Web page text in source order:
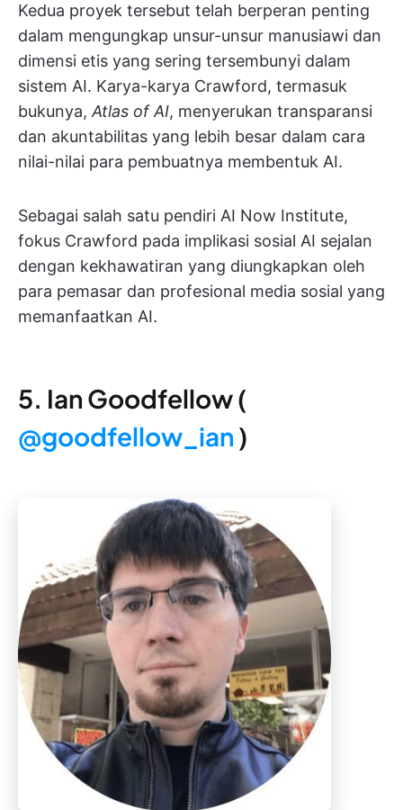
Kedua proyek tersebut telah berperan penting
dalam mengungkap unsur-unsur manusiawi dan
dimensi etis yang sering tersembunyi dalam
sistem AI. Karya-karya Crawford, termasuk
bukunya, Atlas of AI, menyerukan transparansi
dan akuntabilitas yang lebih besar dalam cara
nilai-nilai para pembuatnya membentuk AI.
Sebagai salah satu pendiri AI Now Institute,
fokus Crawford pada implikasi sosial AI sejalan
dengan kekhawatiran yang diungkapkan oleh
para pemasar dan profesional media sosial yang
memanfaatkan AI.
5. Ian Goodfellow (
@goodfellow_ian )